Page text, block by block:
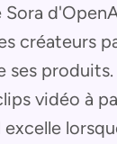
créateurs
ses
vidéo à